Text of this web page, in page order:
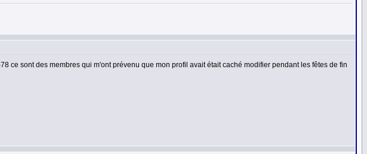
ce sont des membres qui m'ont prévenu que mon profil avait était caché modifier pendant les fêtes de fin